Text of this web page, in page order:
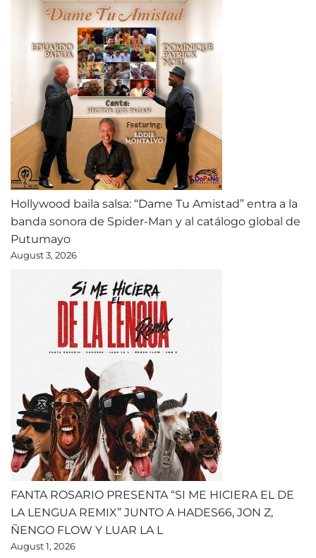
Hollywood baila salsa: “Dame Tu Amistad” entra a la
banda sonora de Spider-Man y al catálogo global de
Putumayo
August 3, 2026
FANTA ROSARIO PRESENTA “SI ME HICIERA EL DE
LA LENGUA REMIX” JUNTO A HADES66, JON Z,
ÑENGO FLOW Y LUAR LA L
August 1, 2026